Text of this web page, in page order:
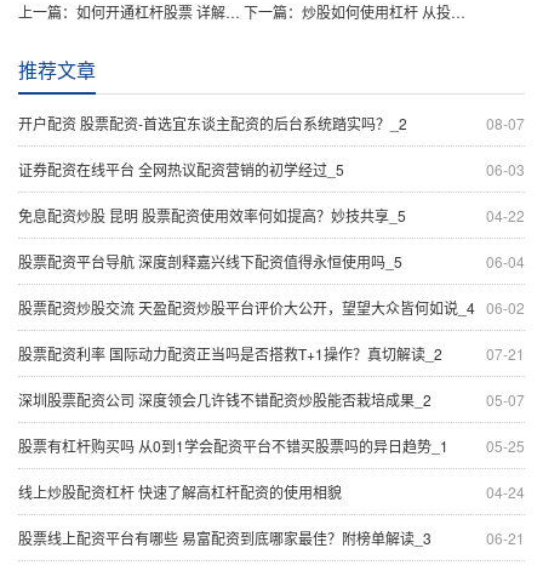
上一篇： 如何开通杠杆股票 详解配资递延天数的上风与瑕玷 下一篇： 炒股如何使用杠杆 从投资角度看郑州天臣配资是否合算？_1
推荐文章
08-07
开户配资 股票配资-首选宜东谈主配资的后台系统踏实吗？_2
06-03
证券配资在线平台 全网热议配资营销的初学经过_5
04-22
免息配资炒股 昆明 股票配资使用效率何如提高？妙技共享_5
06-04
股票配资平台导航 深度剖释嘉兴线下配资值得永恒使用吗_5
06-02
股票配资炒股交流 天盈配资炒股平台评价大公开，望望大众皆何如说_4
07-21
股票配资利率 国际动力配资正当吗是否搭救T+1操作？真切解读_2
05-07
深圳股票配资公司 深度领会几许钱不错配资炒股能否栽培成果_2
05-25
股票有杠杆购买吗 从0到1学会配资平台不错买股票吗的异日趋势_1
04-24
线上炒股配资杠杆 快速了解高杠杆配资的使用相貌
06-21
股票线上配资平台有哪些 易富配资到底哪家最佳？附榜单解读_3